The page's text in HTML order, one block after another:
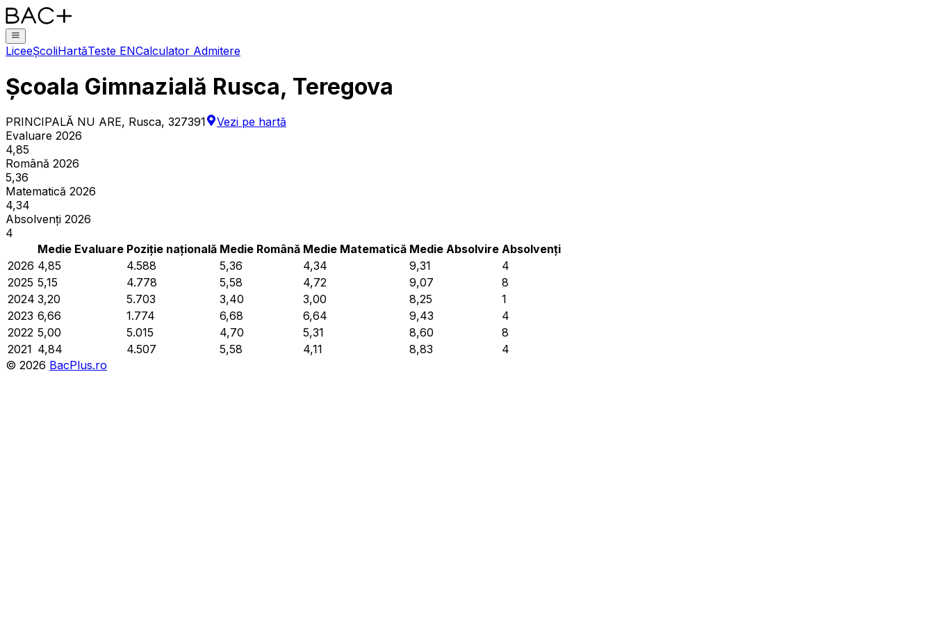
LiceeȘcoliHartăTeste ENCalculator Admitere
Școala Gimnazială Rusca, Teregova
PRINCIPALĂ NU ARE, Rusca, 327391
Vezi pe hartă
Evaluare 2026
4,85
Română 2026
5,36
Matematică 2026
4,34
Absolvenți 2026
4
Medie Evaluare Poziție națională Medie Română Medie Matematică Medie Absolvire Absolvenți
2026 4,85 4.588 5,36 4,34 9,31
4
2025 5,15 4.778 5,58 4,72 9,07
8
2024 3,20 5.703 3,40 3,00 8,25
1
2023 6,66 1.774 6,68 6,64 9,43
4
2022 5,00 5.015 4,70 5,31 8,60
8
2021 4,84 4.507 5,58 4,11 8,83
4
© 2026 BacPlus.ro